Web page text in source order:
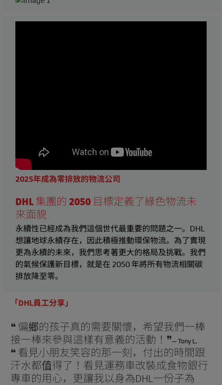
2025年成為零排放的物流公司
DHL集團的 2050 目標定義了綠色物流未
來面貌
永續性已經成為我們這個世代最重要的問題之一。DHL
想讓地球永續存在，因此積極推動環保物流。為了實現
更為永續的未來，我們思考著更大的格局及挑戰。我們
的氣候保護新目標，就是在 2050 年將所有物流相關碳
排放降至零。
「DHL員工分享」
❝ 偏鄉的孩子真的需要關懷，希望我們一棒
接一棒來參與這樣有意義的活動！❞​─ Tony L.
❝ 看見小朋友笑容的那一刻，付出的時間跟
汗水都值得了！看見運務車改裝成食物銀行
專車的用心，更讓我以身為DHL一份子為